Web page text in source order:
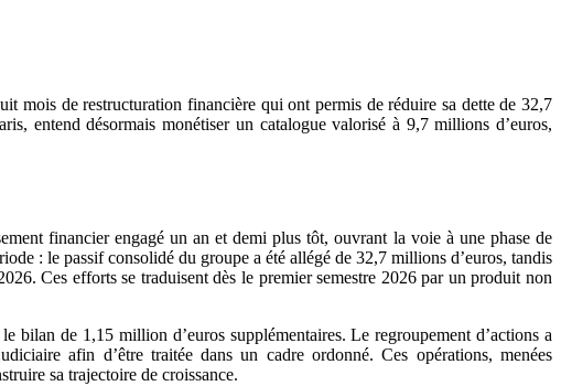
mois de restructuration financière qui ont permis de réduire sa dette de 32,7
entend désormais monétiser un catalogue valorisé à 9,7 millions d’euros,
financier engagé un an et demi plus tôt, ouvrant la voie à une phase de
: le passif consolidé du groupe a été allégé de 32,7 millions d’euros, tandis
Ces efforts se traduisent dès le premier semestre 2026 par un produit non
bilan de 1,15 million d’euros supplémentaires. Le regroupement d’actions a
afin d’être traitée dans un cadre ordonné. Ces opérations, menées
sa trajectoire de croissance.